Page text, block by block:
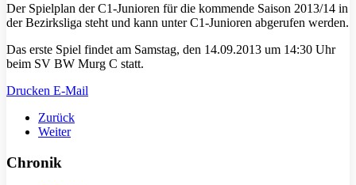
Der Spielplan der C1-Junioren für die kommende Saison 2013/14 in
der Bezirksliga steht und kann unter C1-Junioren abgerufen werden.
Das erste Spiel findet am Samstag, den 14.09.2013 um 14:30 Uhr
beim SV BW Murg C statt.
Drucken E-Mail
Zurück
Weiter
Chronik